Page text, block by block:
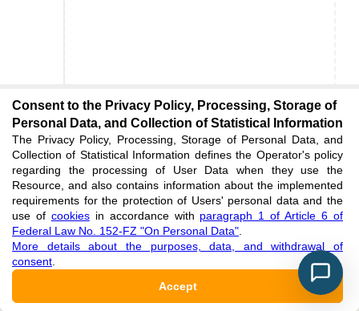
Consent to the Privacy Policy, Processing, Storage of
Personal Data, and Collection of Statistical Information
The Privacy Policy, Processing, Storage of Personal Data, and
Collection of Statistical Information defines the Operator's policy
regarding the processing of User Data when they use the
Resource, and also contains information about the implemented
requirements for the protection of Users' personal data and the
use of cookiesin accordance with paragraph 1 of Article 6 of
Federal Law No. 152-FZ "On Personal Data"
More details about the purposes, data, and withdrawal of
consent
Accept